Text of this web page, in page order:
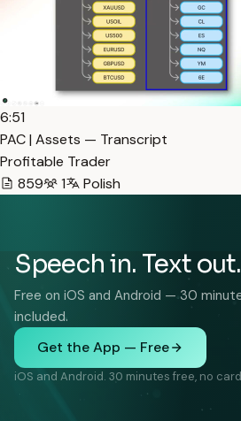
6:51
PAC | Assets — Transcript
Profitable Trader
859
1 Polish
Speech in. Text out.
Free on iOS and Android — 30
included.
Get the App — Free
iOS and Android. 30 minutes free, no